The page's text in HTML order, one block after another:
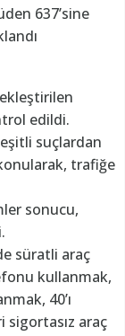
637’sine
edildi.
suçlardan
trafiğe
sonucu,
süratli araç
kullanmak,
40’ı
sigortasız araç